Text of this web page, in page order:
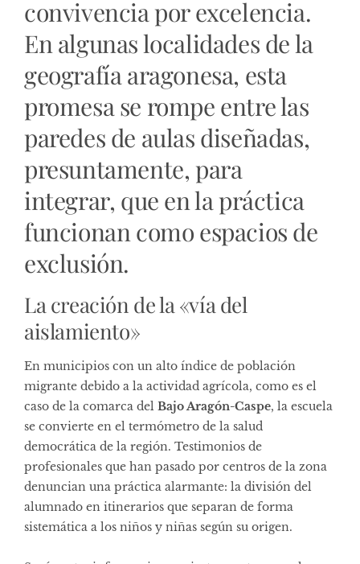
convivencia por excelencia.
En algunas localidades de la
geografía aragonesa, esta
promesa se rompe entre las
paredes de aulas diseñadas,
presuntamente, para
integrar, que en la práctica
funcionan como espacios de
exclusión.
La creación de la «vía del
aislamiento»
En municipios con un alto índice de población
migrante debido a la actividad agrícola, como es el
caso de la comarca del Bajo Aragón-Caspe, la escuela
se convierte en el termómetro de la salud
democrática de la región. Testimonios de
profesionales que han pasado por centros de la zona
denuncian una práctica alarmante: la división del
alumnado en itinerarios que separan de forma
sistemática a los niños y niñas según su origen.